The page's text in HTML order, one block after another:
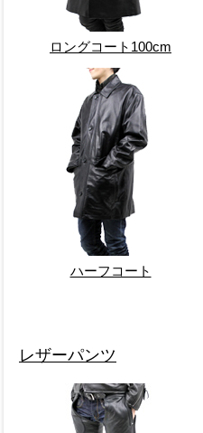
ロングコート100cm
ハーフコート
レザーパンツ